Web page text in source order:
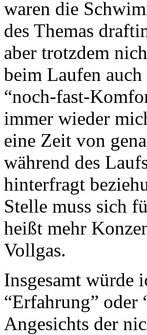
waren die
des Themas
aber trotzdem
beim Laufen
“noch-fast-
immer wieder
eine Zeit von
während des
hinterfragt
Stelle muss sich
heißt mehr
Vollgas.
Insgesamt würde
“Erfahrung” oder
Angesichts der